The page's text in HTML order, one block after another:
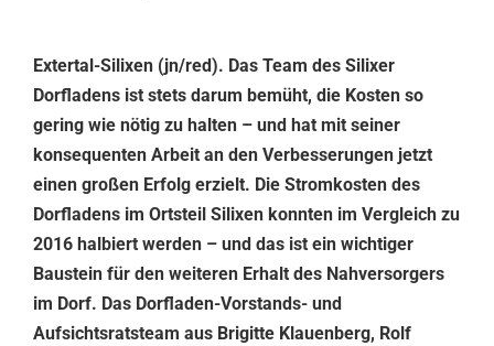
Extertal-Silixen (jn/red). Das Team des Silixer
Dorfladens ist stets darum bemüht, die Kosten so
gering wie nötig zu halten – und hat mit seiner
konsequenten Arbeit an den Verbesserungen jetzt
einen großen Erfolg erzielt. Die Stromkosten des
Dorfladens im Ortsteil Silixen konnten im Vergleich zu
2016 halbiert werden – und das ist ein wichtiger
Baustein für den weiteren Erhalt des Nahversorgers
im Dorf. Das Dorfladen-Vorstands- und
Aufsichtsratsteam aus Brigitte Klauenberg, Rolf